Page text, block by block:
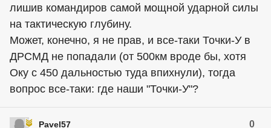
лишив командиров самой мощной ударной силы
на тактическую глубину.
Может, конечно, я не прав, и все-таки Точки-У в
ДРСМД не попадали (от 500км вроде бы, хотя
Оку с 450 дальностью туда впихнули), тогда
вопрос все-таки: где наши "Точки-У"?
Pavel57 0